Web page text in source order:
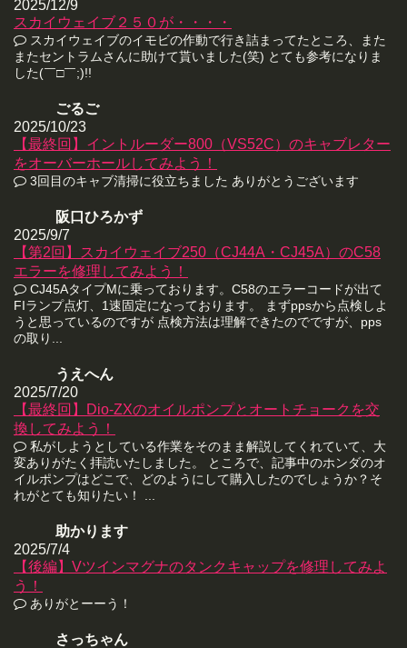
2025/12/9
スカイウェイブ２５０が・・・・
スカイウェイブのイモビの作動で行き詰まってたところ、また
またセントラムさんに助けて貰いました(笑) とても参考になりま
した(￣□￣;)!!
ごるご
2025/10/23
【最終回】イントルーダー800（VS52C）のキャブレター
をオーバーホールしてみよう！
3回目のキャブ清掃に役立ちました ありがとうございます
阪口ひろかず
2025/9/7
【第2回】スカイウェイブ250（CJ44A・CJ45A）のC58
エラーを修理してみよう！
CJ45AタイプMに乗っております。C58のエラーコードが出て
FIランプ点灯、1速固定になっております。 まずppsから点検しよ
うと思っているのですが 点検方法は理解できたのでですが、pps
の取り...
うえへん
2025/7/20
【最終回】Dio-ZXのオイルポンプとオートチョークを交
換してみよう！
私がしようとしている作業をそのまま解説してくれていて、大
変ありがたく拝読いたしました。 ところで、記事中のホンダのオ
イルポンプはどこで、どのようにして購入したのでしょうか？そ
れがとても知りたい！ ...
助かります
2025/7/4
【後編】Vツインマグナのタンクキャップを修理してみよ
う！
ありがとーーう！
さっちゃん